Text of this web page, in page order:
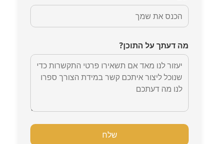
מה דעתך על התוכן?